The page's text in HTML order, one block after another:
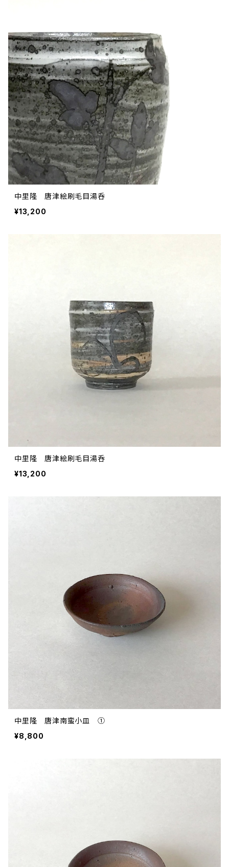
中里隆 唐津絵刷毛目湯呑
¥13,200
中里隆 唐津絵刷毛目湯呑
¥13,200
中里隆 唐津南蛮小皿 ①
¥8,800